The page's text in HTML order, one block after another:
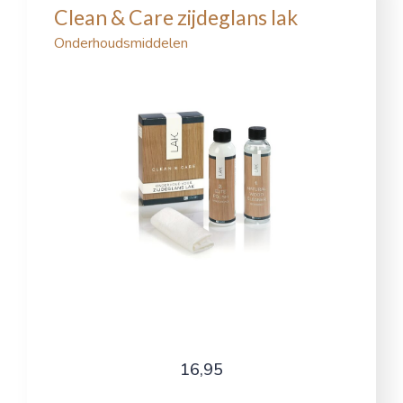
Clean & Care zijdeglans lak
Onderhoudsmiddelen
16,95